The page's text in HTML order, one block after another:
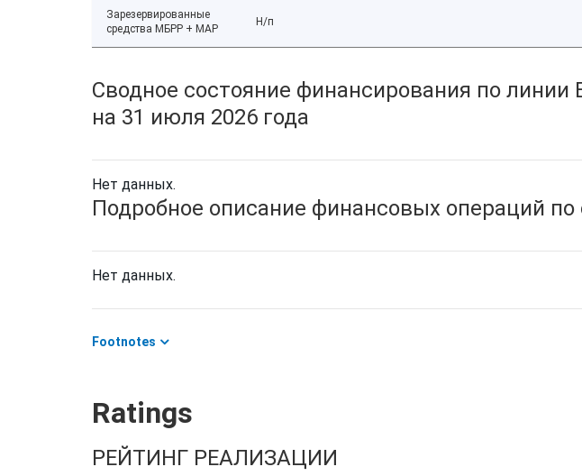
Зарезервированные
средства МБРР + МАР
Н/п
Сводное состояние финансирования по
на 31 июля 2026 года
Нет данных.
Подробное описание финансовых операций
Нет данных.
Footnotes
Ratings
РЕЙТИНГ РЕАЛИЗАЦИИ